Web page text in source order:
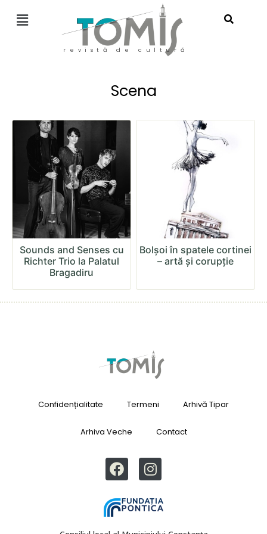
revistă de cultură
Scena
Sounds and Senses cu
Richter Trio la Palatul
Bragadiru
Bolșoi în spatele cortinei
– artă și corupție
Confidențialitate Termeni Arhivă Tipar
Arhiva Veche Contact